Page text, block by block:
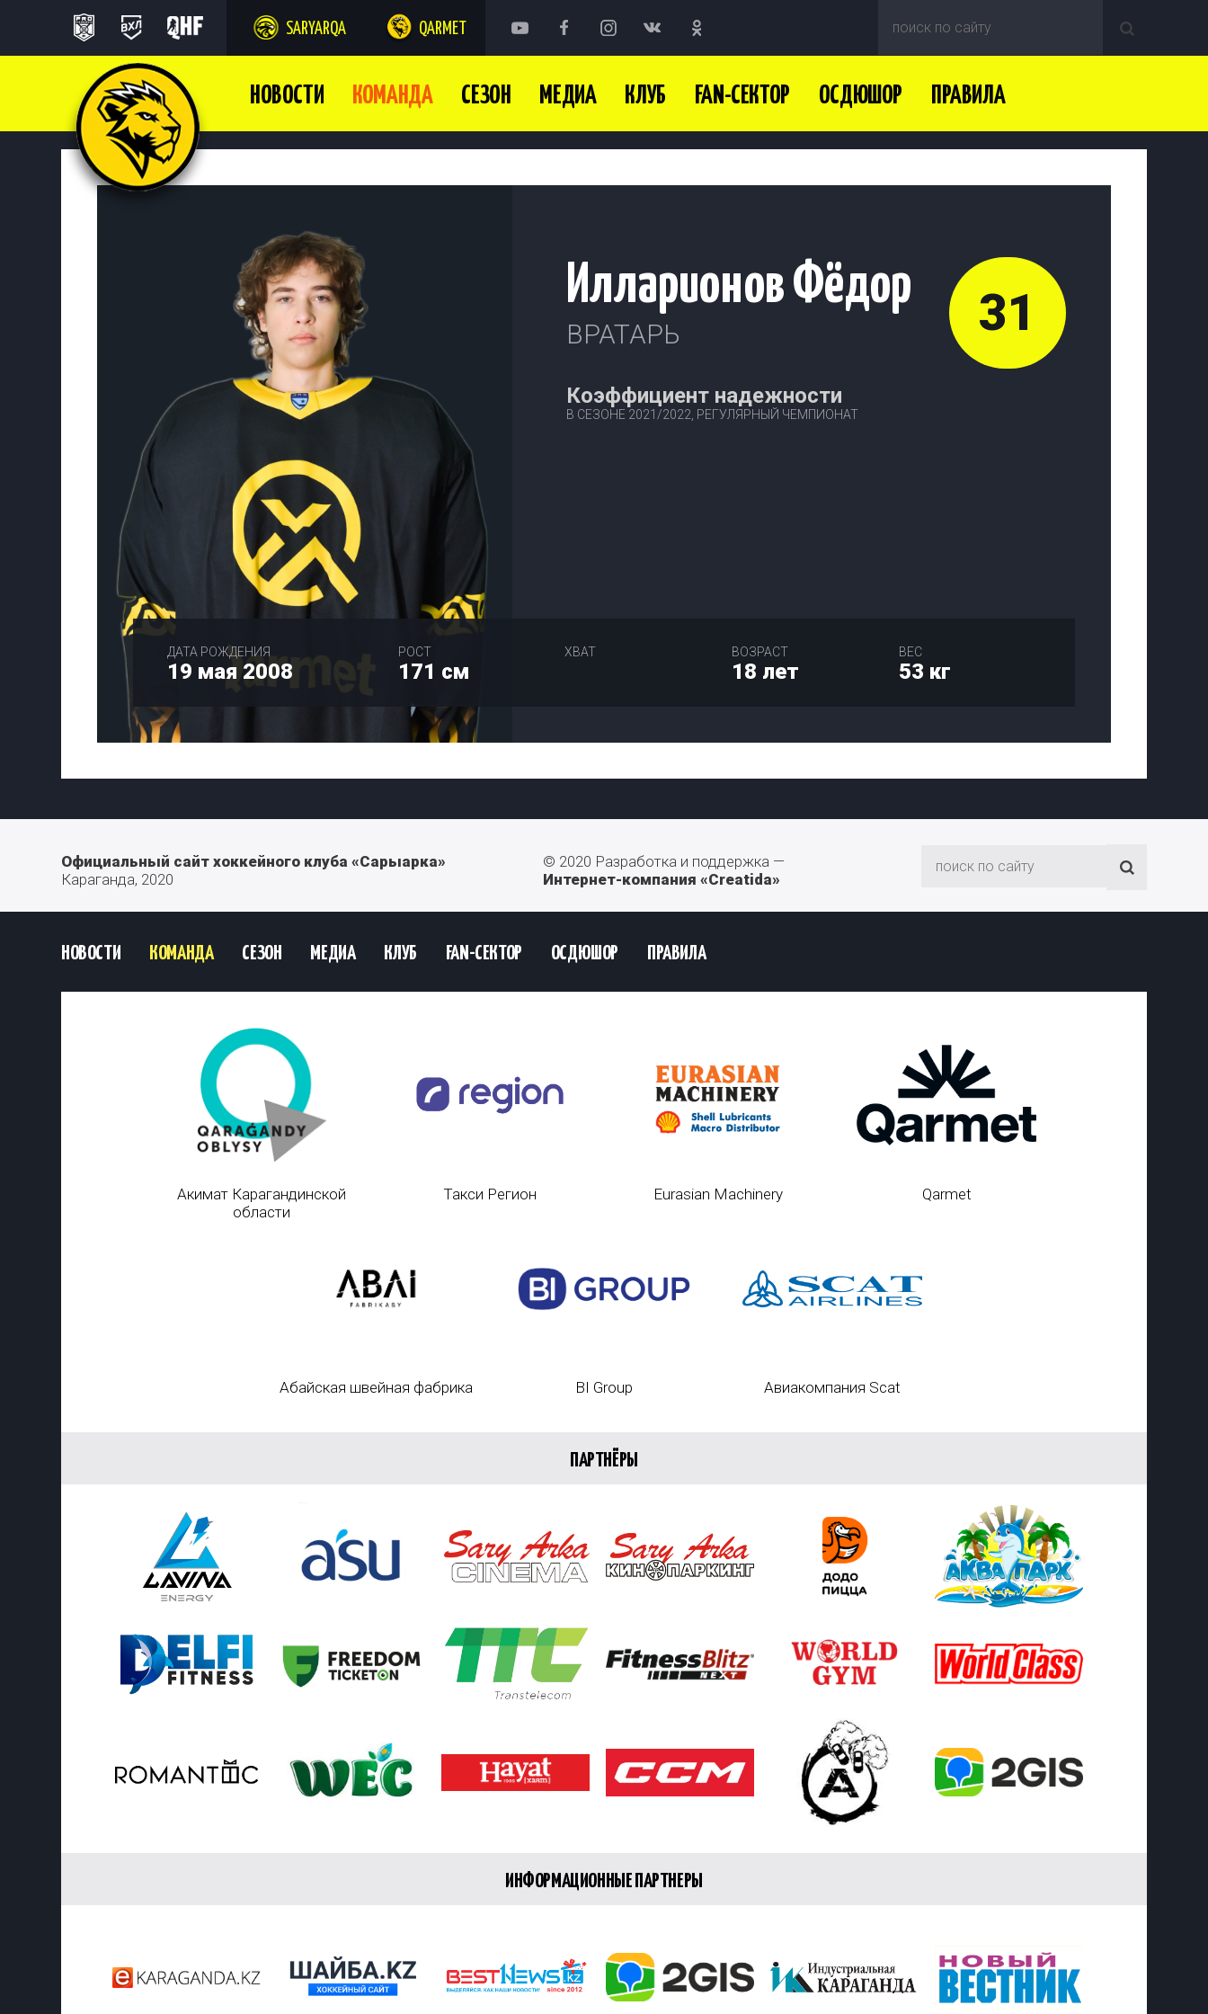
SARYARQA QARMET
НОВОСТИ КОМАНДА СЕЗОН МЕДИА КЛУБ FAN-СЕКТОР ОСДЮШОР ПРАВИЛА
Илларионов Фёдор
ВРАТАРЬ 31
Коэффициент надежности
В СЕЗОНЕ 2021/2022, РЕГУЛЯРНЫЙ ЧЕМПИОНАТ
ДАТА РОЖДЕНИЯ
19 мая 2008
РОСТ
171 см
ХВАТ ВОЗРАСТ
18 лет
ВЕС
53 кг
Официальный сайт хоккейного клуба «Сарыарка»
Караганда, 2020
© 2020 Разработка и поддержка —
Интернет-компания «Creatida»
НОВОСТИ КОМАНДА СЕЗОН МЕДИА КЛУБ FAN-СЕКТОР ОСДЮШОР ПРАВИЛА
Акимат Карагандинской
области
Такси Регион Eurasian Machinery Qarmet
Абайская швейная фабрика BI Group Авиакомпания Scat
ПАРТНЁРЫ
ИНФОРМАЦИОННЫЕ ПАРТНЕРЫ